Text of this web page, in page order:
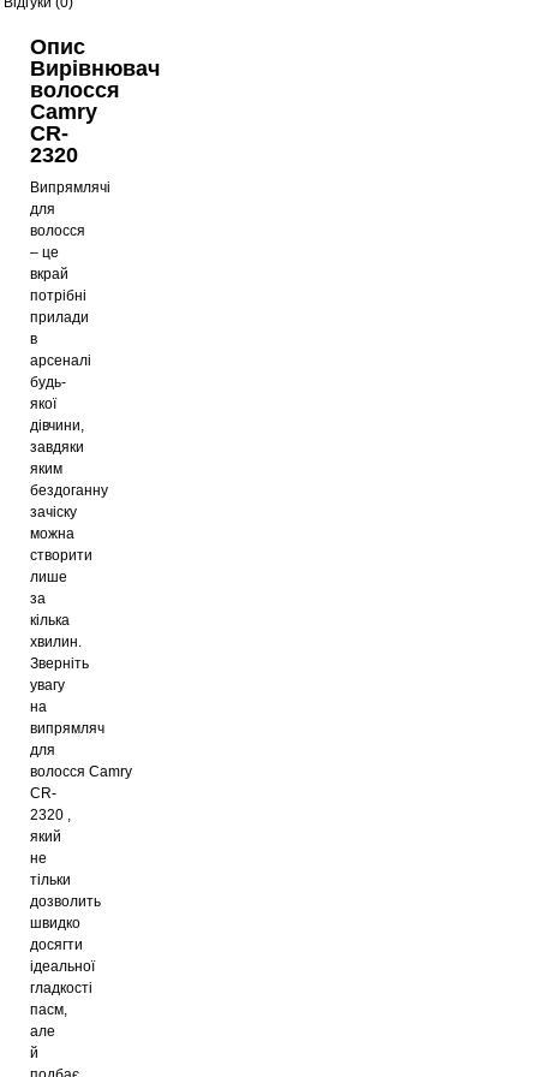
Опис
Вирівнювач
волосся
Camry
CR-
2320
Випрямлячі
для
волосся
– це
вкрай
потрібні
прилади
в
арсеналі
будь-
якої
дівчини,
завдяки
яким
бездоганну
зачіску
можна
створити
лише
за
кілька
хвилин.
Зверніть
увагу
на
випрямляч
для
волосся Camry
CR-
2320 ,
який
не
тільки
дозволить
швидко
досягти
ідеальної
гладкості
пасм,
але
й